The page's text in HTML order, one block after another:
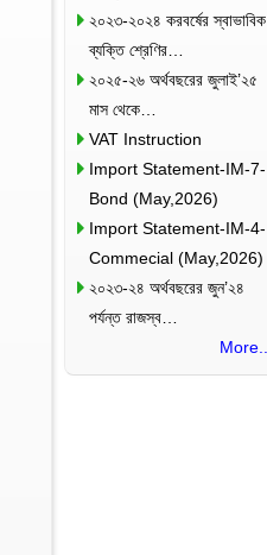
২০২৩-২০২৪ করবর্ষের স্বাভাবিক
ব্যক্তি শ্রেণির…
২০২৫-২৬ অর্থবছরের জুলাই’২৫
মাস থেকে…
VAT Instruction
Import Statement-IM-7-
Bond (May,2026)
Import Statement-IM-4-
Commecial (May,2026)
২০২৩-২৪ অর্থবছরের জুন’২৪
পর্যন্ত রাজস্ব…
More..